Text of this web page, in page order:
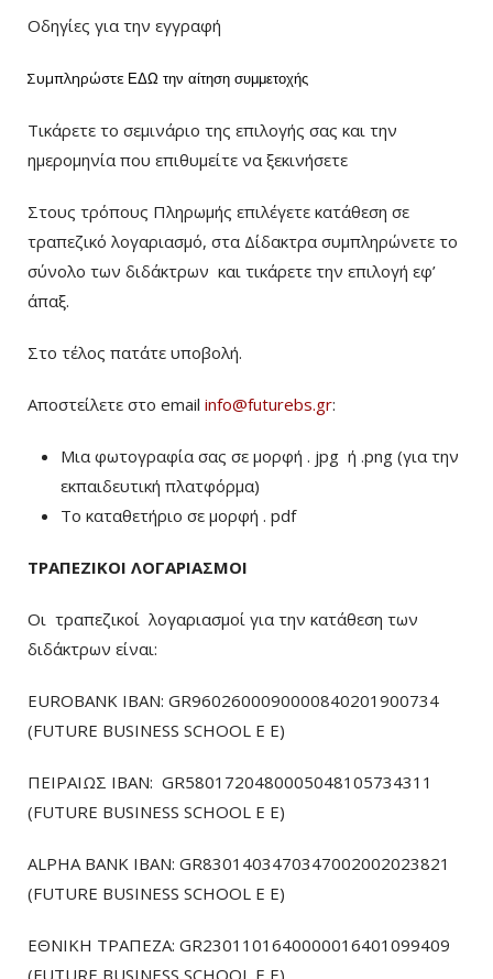
Οδηγίες για την εγγραφή
Συμπληρώστε ΕΔΩ την αίτηση συμμετοχής
Τικάρετε το σεμινάριο της επιλογής σας και την
ημερομηνία που επιθυμείτε να ξεκινήσετε
Στους τρόπους Πληρωμής επιλέγετε κατάθεση σε
τραπεζικό λογαριασμό, στα Δίδακτρα συμπληρώνετε το
σύνολο των διδάκτρων και τικάρετε την επιλογή εφ’
άπαξ.
Στο τέλος πατάτε υποβολή.
Αποστείλετε στο email info@futurebs.gr:
Μια φωτογραφία σας σε μορφή . jpg ή .png (για την
εκπαιδευτική πλατφόρμα)
To καταθετήριο σε μορφή . pdf
ΤΡΑΠΕΖΙΚΟΙ ΛΟΓΑΡΙΑΣΜΟΙ
Οι τραπεζικοί λογαριασμοί για την κατάθεση των
διδάκτρων είναι:
EUROBANK IBAN: GR9602600090000840201900734
(FUTURE BUSINESS SCHOOL E E)
ΠΕΙΡΑΙΩΣ ΙΒΑΝ: GR5801720480005048105734311
(FUTURE BUSINESS SCHOOL E E)
ALPHA BANK IBAN: GR8301403470347002002023821
(FUTURE BUSINESS SCHOOL E E)
ΕΘΝΙΚΗ ΤΡΑΠΕΖΑ: GR2301101640000016401099409
(FUTURE BUSINESS SCHOOL E E)